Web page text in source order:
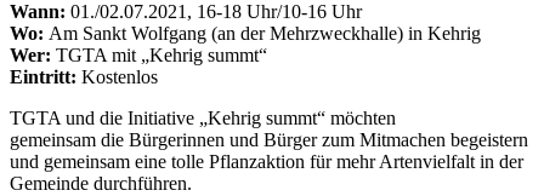
Wann: 01./02.07.2021, 16-18 Uhr/10-16 Uhr
Wo: Am Sankt Wolfgang (an der Mehrzweckhalle) in Kehrig
Wer: TGTA mit „Kehrig summt“
Eintritt: Kostenlos
TGTA und die Initiative „Kehrig summt“ möchten
gemeinsam die Bürgerinnen und Bürger zum Mitmachen begeistern
und gemeinsam eine tolle Pflanzaktion für mehr Artenvielfalt in der
Gemeinde durchführen.